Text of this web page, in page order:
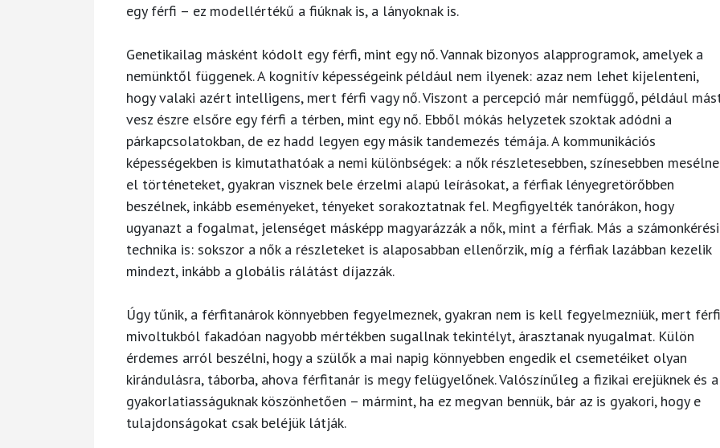
egy férfi – ez modellértékű a fiúknak is, a lányoknak is.
Genetikailag másként kódolt egy férfi, mint egy nő. Vannak bizonyos alapprogramok, amelyek a
nemünktől függenek. A kognitív képességeink például nem ilyenek: azaz nem lehet kijelenteni,
hogy valaki azért intelligens, mert férfi vagy nő. Viszont a percepció már nemfüggő, például
vesz észre elsőre egy férfi a térben, mint egy nő. Ebből mókás helyzetek szoktak adódni a
párkapcsolatokban, de ez hadd legyen egy másik tandemezés témája. A kommunikációs
képességekben is kimutathatóak a nemi különbségek: a nők részletesebben, színesebben
el történeteket, gyakran visznek bele érzelmi alapú leírásokat, a férfiak lényegretörőbben
beszélnek, inkább eseményeket, tényeket sorakoztatnak fel. Megfigyelték tanórákon, hogy
ugyanazt a fogalmat, jelenséget másképp magyarázzák a nők, mint a férfiak. Más a számonkérési
technika is: sokszor a nők a részleteket is alaposabban ellenőrzik, míg a férfiak lazábban kezelik
mindezt, inkább a globális rálátást díjazzák.
Úgy tűnik, a férfitanárok könnyebben fegyelmeznek, gyakran nem is kell fegyelmezniük, mert férfi
mivoltukból fakadóan nagyobb mértékben sugallnak tekintélyt, árasztanak nyugalmat. Külön
érdemes arról beszélni, hogy a szülők a mai napig könnyebben engedik el csemetéiket olyan
kirándulásra, táborba, ahova férfitanár is megy felügyelőnek. Valószínűleg a fizikai erejüknek és a
gyakorlatiasságuknak köszönhetően – mármint, ha ez megvan bennük, bár az is gyakori, hogy e
tulajdonságokat csak beléjük látják.